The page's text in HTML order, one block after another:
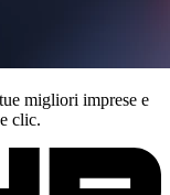
migliori imprese e
clic.